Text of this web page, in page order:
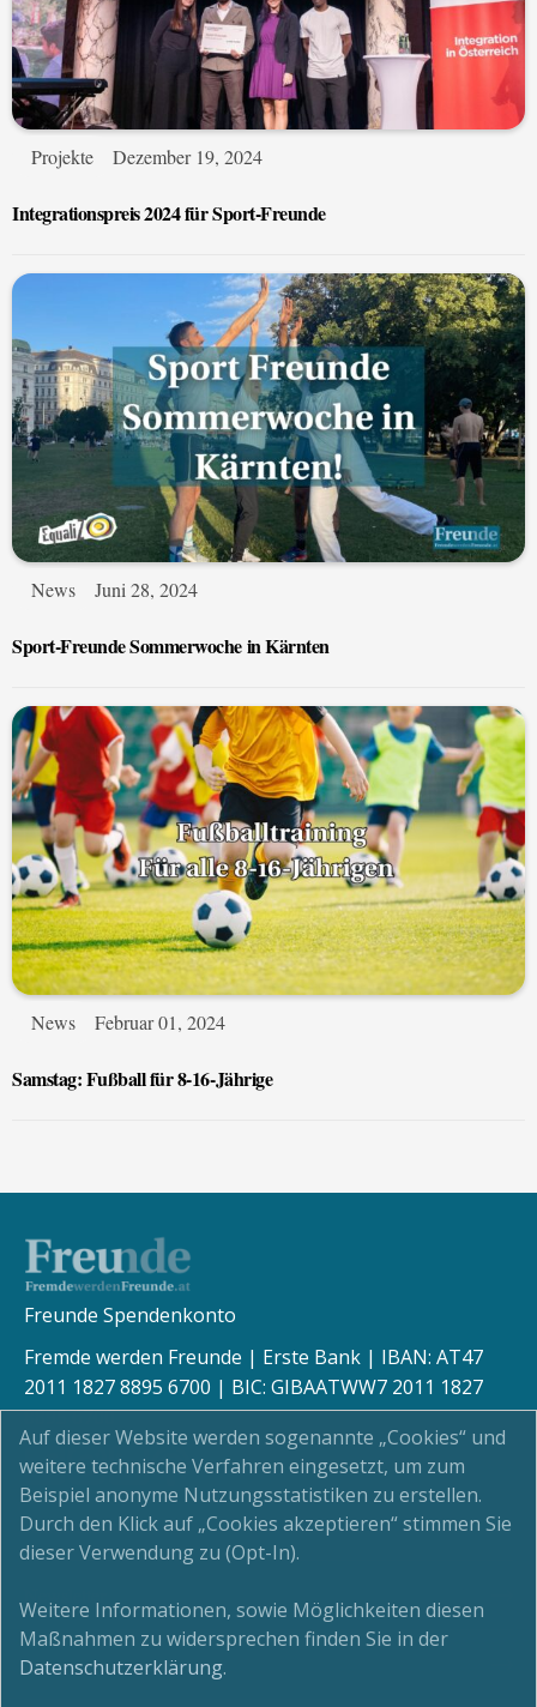
Projekte Dezember 19, 2024
Integrationspreis 2024 für Sport-Freunde
News Juni 28, 2024
Sport-Freunde Sommerwoche in Kärnten
News Februar 01, 2024
Samstag: Fußball für 8-16-Jährige
Freunde Spendenkonto
Fremde werden Freunde | Erste Bank | IBAN: AT47
2011 1827 8895 6700 | BIC: GIBAATWW7 2011 1827
8895 6700
Kinderschutz
Impressum
Auf dieser Website werden sogenannte „Cookies“ und
weitere technische Verfahren eingesetzt, um zum
Beispiel anonyme Nutzungsstatistiken zu erstellen.
Durch den Klick auf „Cookies akzeptieren“ stimmen Sie
dieser Verwendung zu (Opt-In).
Weitere Informationen, sowie Möglichkeiten diesen
Maßnahmen zu widersprechen finden Sie in der
Datenschutzerklärung.